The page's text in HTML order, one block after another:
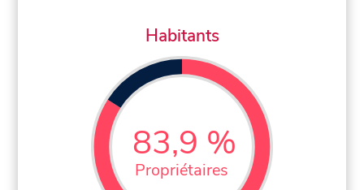
Habitants
83,9 %
Propriétaires